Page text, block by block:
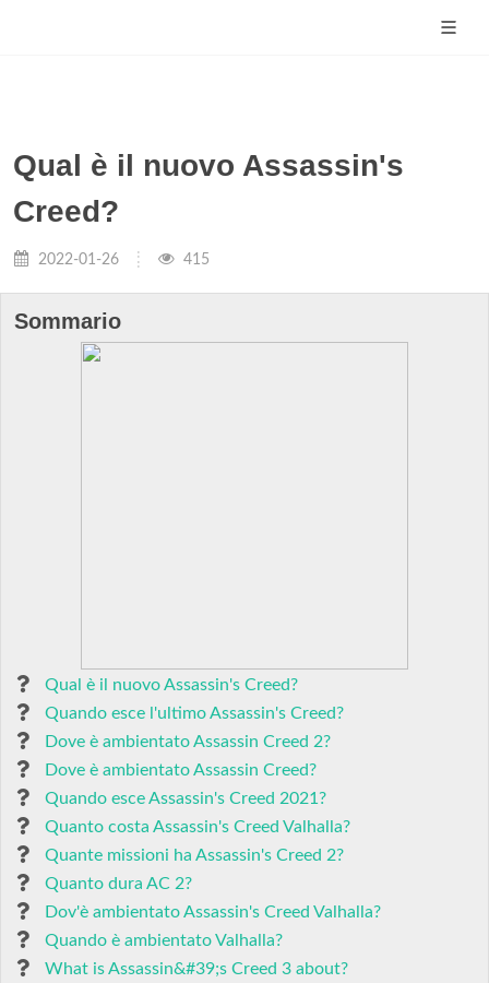
Qual è il nuovo Assassin's
Creed?
2022-01-26 415
Sommario
Qual è il nuovo Assassin's Creed?
Quando esce l'ultimo Assassin's Creed?
Dove è ambientato Assassin Creed 2?
Dove è ambientato Assassin Creed?
Quando esce Assassin's Creed 2021?
Quanto costa Assassin's Creed Valhalla?
Quante missioni ha Assassin's Creed 2?
Quanto dura AC 2?
Dov'è ambientato Assassin's Creed Valhalla?
Quando è ambientato Valhalla?
What is Assassin&#39;s Creed 3 about?